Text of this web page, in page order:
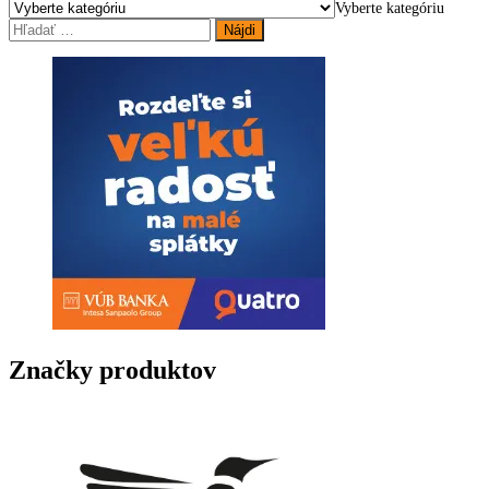
Vyberte kategóriu
Hľadať:
Značky produktov